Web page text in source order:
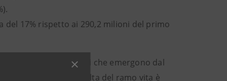
17% rispetto ai 290,2 milioni del primo
“I dati positivi che emergono dal
e la raccolta del ramo vita è